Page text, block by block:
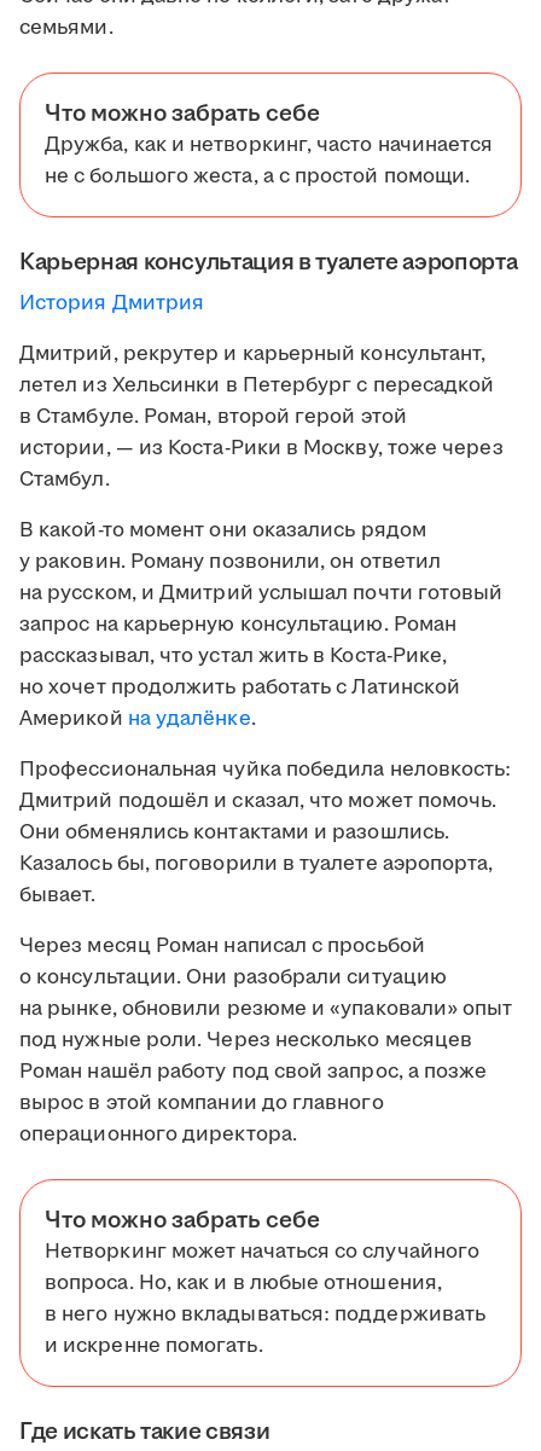
семьями.
Что можно забрать себе
Дружба, как и нетворкинг, часто начинается
не с большого жеста, а с простой помощи.
Карьерная консультация в туалете аэропорта
История Дмитрия
Дмитрий, рекрутер и карьерный консультант,
летел из Хельсинки в Петербург с пересадкой
в Стамбуле. Роман, второй герой этой
истории, — из Коста-Рики в Москву, тоже через
Стамбул.
В какой-то момент они оказались рядом
у раковин. Роману позвонили, он ответил
на русском, и Дмитрий услышал почти готовый
запрос на карьерную консультацию. Роман
рассказывал, что устал жить в Коста-Рике,
но хочет продолжить работать с Латинской
Америкой на удалёнке.
Профессиональная чуйка победила неловкость:
Дмитрий подошёл и сказал, что может помочь.
Они обменялись контактами и разошлись.
Казалось бы, поговорили в туалете аэропорта,
бывает.
Через месяц Роман написал с просьбой
о консультации. Они разобрали ситуацию
на рынке, обновили резюме и «упаковали» опыт
под нужные роли. Через несколько месяцев
Роман нашёл работу под свой запрос, а позже
вырос в этой компании до главного
операционного директора.
Что можно забрать себе
Нетворкинг может начаться со случайного
вопроса. Но, как и в любые отношения,
в него нужно вкладываться: поддерживать
и искренне помогать.
Где искать такие связи